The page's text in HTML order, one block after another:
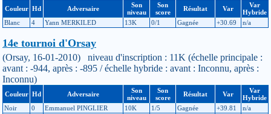
Couleur Hd Adversaire
Son
niveau
Son
score
Résultat Var
Var
Hybride
Blanc
4 Yann MERKILED 13K 0/1 Gagnée +30.69 n/a
14e tournoi d'Orsay
(Orsay, 16-01-2010) niveau d'inscription : 11K (échelle principale :
avant : -944, après : -895 / échelle hybride : avant : Inconnu, après :
Inconnu)
Couleur Hd Adversaire
Son
niveau
Son
score
Résultat Var
Var
Hybride
Noir
0 Emmanuel PINGLIER 10K 1/5 Gagnée +39.81
n/a